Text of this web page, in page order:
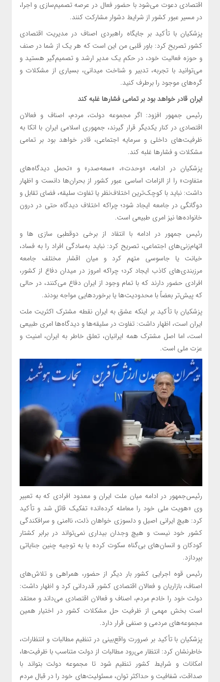
اقتصادی دعوت می‌شود با حضور فعال در عرصه تصمیم‌سازی و اجرا،
در مسیر عبور کشور از شرایط دشوار مشارکت کنند.
پزشکیان با تأکید بر جایگاه راهبردی اصناف در مدیریت اقتصادی
کشور تصریح کرد: باور قلبی من این است که هر یک از شما در صنف
و حوزه فعالیت خود، در حکم یک مدیر ارشد و تصمیم‌گیر هستید و
می‌توانید با تجربه، تدبیر و شناخت میدانی، بسیاری از مشکلات و
گره‌های موجود را برطرف کنید.
ایران قادر خواهد بود بر تمامی فشارها غلبه کند
رئیس جمهور افزود: اگر مجموعه دولت، مردم، اصناف و فعالان
اقتصادی در کنار یکدیگر قرار گیرند، جمهوری اسلامی ایران با اتکا به
ظرفیت‌های داخلی و سرمایه اجتماعی، قادر خواهد بود بر تمامی
مشکلات و فشارها غلبه کند.
پزشکیان در ادامه، «وحدت»، «سعه‌صدر» و «تحمل دیدگاه‌های
متفاوت» را از الزامات اساسی عبور کشور از بحران‌ها دانست و اظهار
داشت: نباید با کوچک‌ترین اختلاف‌نظر یا تفاوت سلیقه، فضای تقابل و
دوگانگی در جامعه ایجاد شود؛ چراکه اختلاف دیدگاه حتی در درون
خانواده‌ها نیز امری طبیعی است.
رئیس جمهور در ادامه با انتقاد از برخی دوقطبی سازی ها و
اتهام‌زنی‌های اجتماعی، تصریح کرد: نباید به‌سادگی افراد را به فساد،
خیانت یا جاسوسی متهم کرد و میان اقشار مختلف جامعه
مرزبندی‌های کاذب ایجاد کرد؛ چراکه امروز در میدان دفاع از کشور،
افرادی حضور دارند که با تمام وجود از ایران دفاع می‌کنند، در حالی
که پیش‌تر بعضاً با محدودیت‌ها یا برخوردهایی مواجه بودند.
پزشکیان با تأکید بر اینکه عشق به ایران نقطه مشترک اکثریت ملت
ایران است، اظهار داشت: تفاوت در سلیقه‌ها و دیدگاه‌ها امری طبیعی
است، اما اصل مشترک همه ایرانیان، تعلق خاطر به ایران، امنیت و
عزت ملی است.
رئیس‌جمهور در ادامه میان ملت ایران و معدود افرادی که به تعبیر
وی «هویت ملی خود را معامله کرده‌اند» تفکیک قائل شد و تأکید
کرد: هیچ ایرانی اصیل و دلسوزی خواهان ذلت، ناامنی و سرافکندگی
کشور خود نیست و هیچ وجدان بیداری نمی‌تواند در برابر کشتار
کودکان و انسان‌های بی‌گناه سکوت کرده یا به توجیه چنین جنایاتی
بپردازد.
رئیس‌ قوه اجرایی کشور بار دیگر از حضور، همراهی و تلاش‌های
اصناف، بازاریان و فعالان اقتصادی کشور قدردانی کرد و اظهار داشت:
دولت خود را خادم مردم، اصناف و فعالان اقتصادی می‌داند و معتقد
است بخش مهمی از ظرفیت حل مشکلات کشور در اختیار همین
مجموعه‌های مردمی و صنفی قرار دارد.
پزشکیان با تأکید بر ضرورت واقع‌بینی در تنظیم مطالبات و انتظارات،
خاطرنشان کرد: انتظار می‌رود مطالبات از دولت متناسب با ظرفیت‌ها،
امکانات و شرایط کشور تنظیم شود تا مجموعه دولت بتواند با
صداقت، شفافیت و حداکثر توان، مسئولیت‌های خود را در قبال مردم